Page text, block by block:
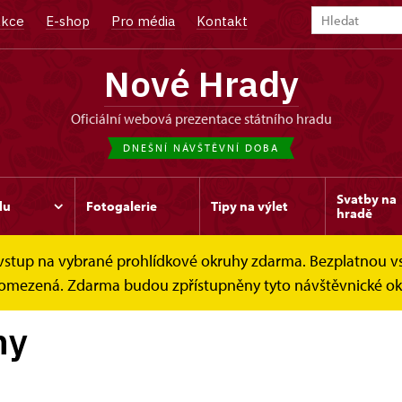
E-shop Pro média Kontakt
Nové Hrady
oficiální webová prezentace státního hradu
DNEŠNÍ NÁVŠTĚVNÍ DOBA
Fotogalerie Tipy na výlet
Svatby na
hradě
na vybrané prohlídkové okruhy zdarma. Bezplatnou
Zdarma budou zpřístupněny tyto návštěvnické
Prohlídkové okruhy